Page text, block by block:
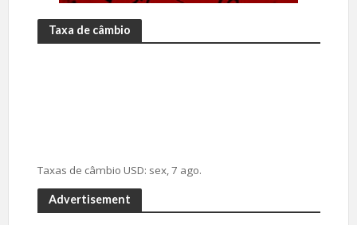
Taxa de câmbio
Taxas de câmbio USD: sex, 7 ago.
Advertisement